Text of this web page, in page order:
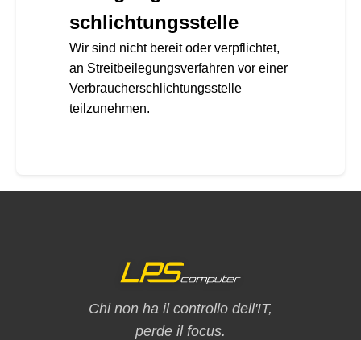
schlichtungs­stelle
Wir sind nicht bereit oder verpflichtet,
an Streitbeilegungsverfahren vor einer
Verbraucherschlichtungsstelle
teilzunehmen.
Chi non ha il controllo dell'IT,
perde il focus.